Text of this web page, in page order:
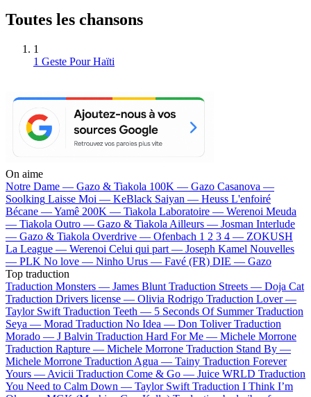
Toutes les chansons
1
1 Geste Pour Haïti
On aime
Notre Dame — Gazo & Tiakola 100K — Gazo Casanova —
Soolking Laisse Moi — KeBlack Saiyan — Heuss L'enfoiré
Bécane —Yamê 200K — Tiakola Laboratoire — Werenoi Meuda
— Tiakola Outro — Gazo & Tiakola Ailleurs — Josman Interlude
— Gazo & Tiakola Overdrive — Ofenbach 1 2 3 4 — ZOKUSH
La League — Werenoi Celui qui part — Joseph Kamel Nouvelles
— PLK No love — Ninho Urus — Favé (FR) DIE — Gazo
Top traduction
Traduction Monsters — James Blunt Traduction Streets — Doja Cat
Traduction Drivers license — Olivia Rodrigo Traduction Lover —
Taylor Swift Traduction Teeth — 5 Seconds Of Summer Traduction
Seya — Morad Traduction No Idea — Don Toliver Traduction
Morado — J Balvin Traduction Hard For Me — Michele Morrone
Traduction Rapture — Michele Morrone Traduction Stand By —
Michele Morrone Traduction Agua — Tainy Traduction Forever
Yours — Avicii Traduction Come & Go — Juice WRLD Traduction
You Need to Calm Down — Taylor Swift Traduction I Think I’m